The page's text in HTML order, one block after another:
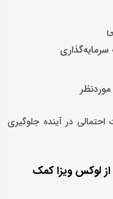
در آینده جلوگیری
از لوکس ویزا کمک